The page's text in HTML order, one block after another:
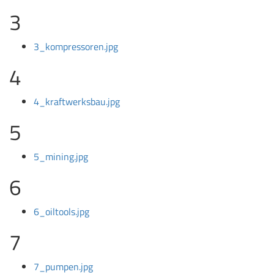
3
3_kompressoren.jpg
4
4_kraftwerksbau.jpg
5
5_mining.jpg
6
6_oiltools.jpg
7
7_pumpen.jpg